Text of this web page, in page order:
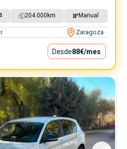
204.000 km Manual
Zaragoza
Desde88€/mes